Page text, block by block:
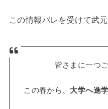
この情報バレを受けて武
皆さまに一つ
この春から、 大学へ進